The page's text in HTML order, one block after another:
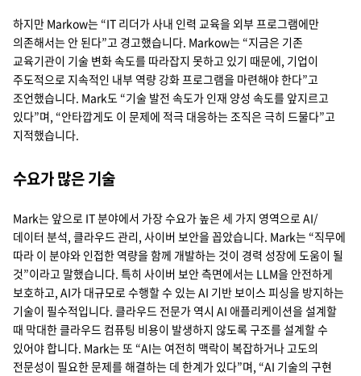
하지만 Markow는 “IT 리더가 사내 인력 교육을 외부 프로그램에만
의존해서는 안 된다”고 경고했습니다. Markow는 “지금은 기존
교육기관이 기술 변화 속도를 따라잡지 못하고 있기 때문에, 기업이
주도적으로 지속적인 내부 역량 강화 프로그램을 마련해야 한다”고
조언했습니다. Mark도 “기술 발전 속도가 인재 양성 속도를 앞지르고
있다”며, “안타깝게도 이 문제에 적극 대응하는 조직은 극히 드물다”고
지적했습니다.
수요가 많은 기술
Mark는 앞으로 IT 분야에서 가장 수요가 높은 세 가지 영역으로 AI/
데이터 분석, 클라우드 관리, 사이버 보안을 꼽았습니다. Mark는 “직무에
따라 이 분야와 인접한 역량을 함께 개발하는 것이 경력 성장에 도움이 될
것”이라고 말했습니다. 특히 사이버 보안 측면에서는 LLM을 안전하게
보호하고, AI가 대규모로 수행할 수 있는 AI 기반 보이스 피싱을 방지하는
기술이 필수적입니다. 클라우드 전문가 역시 AI 애플리케이션을 설계할
때 막대한 클라우드 컴퓨팅 비용이 발생하지 않도록 구조를 설계할 수
있어야 합니다. Mark는 또 “AI는 여전히 맥락이 복잡하거나 고도의
전문성이 필요한 문제를 해결하는 데 한계가 있다”며, “AI 기술의 구현